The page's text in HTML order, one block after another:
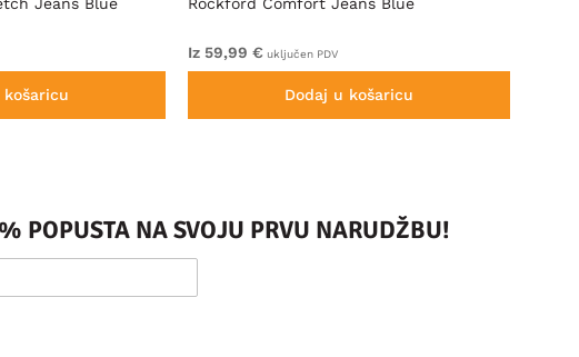
košaricu
Iz 59,99 € uključen PDV
Dodaj u košaricu
POPUSTA NA SVOJU PRVU NARUDŽBU!